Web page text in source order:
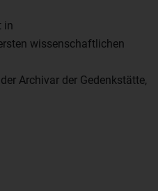
in
wissenschaftlichen
Archivar der Gedenkstätte,